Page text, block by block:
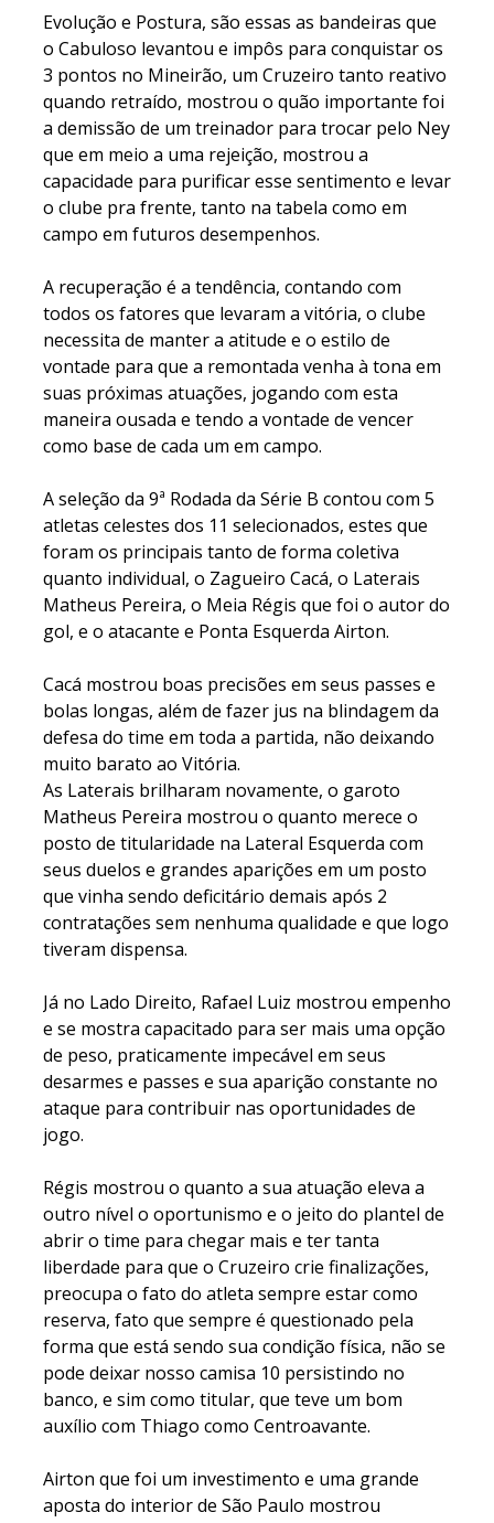
Evolução e Postura, são essas as bandeiras que
o Cabuloso levantou e impôs para conquistar os
3 pontos no Mineirão, um Cruzeiro tanto reativo
quando retraído, mostrou o quão importante foi
a demissão de um treinador para trocar pelo Ney
que em meio a uma rejeição, mostrou a
capacidade para purificar esse sentimento e levar
o clube pra frente, tanto na tabela como em
campo em futuros desempenhos.
A recuperação é a tendência, contando com
todos os fatores que levaram a vitória, o clube
necessita de manter a atitude e o estilo de
vontade para que a remontada venha à tona em
suas próximas atuações, jogando com esta
maneira ousada e tendo a vontade de vencer
como base de cada um em campo.
A seleção da 9ª Rodada da Série B contou com 5
atletas celestes dos 11 selecionados, estes que
foram os principais tanto de forma coletiva
quanto individual, o Zagueiro Cacá, o Laterais
Matheus Pereira, o Meia Régis que foi o autor do
gol, e o atacante e Ponta Esquerda Airton.
Cacá mostrou boas precisões em seus passes e
bolas longas, além de fazer jus na blindagem da
defesa do time em toda a partida, não deixando
muito barato ao Vitória.
As Laterais brilharam novamente, o garoto
Matheus Pereira mostrou o quanto merece o
posto de titularidade na Lateral Esquerda com
seus duelos e grandes aparições em um posto
que vinha sendo deficitário demais após 2
contratações sem nenhuma qualidade e que logo
tiveram dispensa.
Já no Lado Direito, Rafael Luiz mostrou empenho
e se mostra capacitado para ser mais uma opção
de peso, praticamente impecável em seus
desarmes e passes e sua aparição constante no
ataque para contribuir nas oportunidades de
jogo.
Régis mostrou o quanto a sua atuação eleva a
outro nível o oportunismo e o jeito do plantel de
abrir o time para chegar mais e ter tanta
liberdade para que o Cruzeiro crie finalizações,
preocupa o fato do atleta sempre estar como
reserva, fato que sempre é questionado pela
forma que está sendo sua condição física, não se
pode deixar nosso camisa 10 persistindo no
banco, e sim como titular, que teve um bom
auxílio com Thiago como Centroavante.
Airton que foi um investimento e uma grande
aposta do interior de São Paulo mostrou